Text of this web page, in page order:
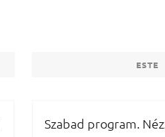
ESTE
Szabad program.